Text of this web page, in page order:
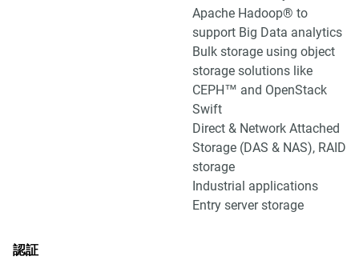
Apache Hadoop® to
support Big Data analytics
Bulk storage using object
storage solutions like
CEPH™ and OpenStack
Swift
Direct & Network Attached
Storage (DAS & NAS), RAID
storage
Industrial applications
Entry server storage
認証